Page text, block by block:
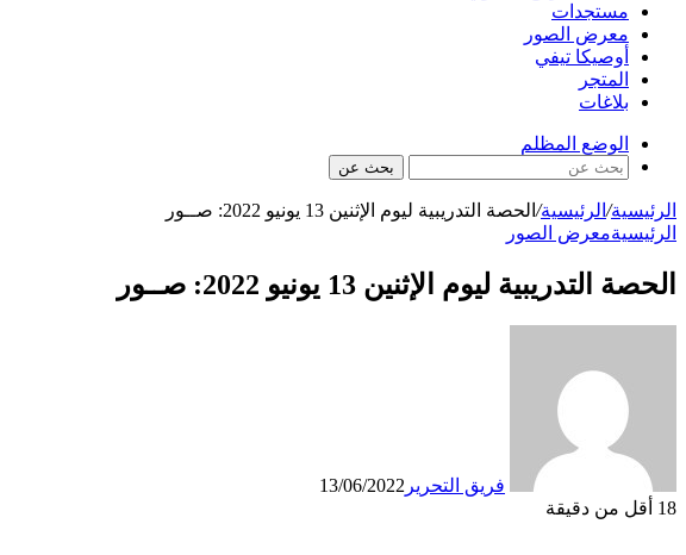
مستجدات
معرض الصور
أوصيكا تيفي
المتجر
بلاغات
الوضع المظلم
بحث عن
الرئيسية/ الرئيسية/ الحصة التدريبية ليوم الإثنين 13 يونيو 2022: صــور
الرئيسيةمعرض الصور
الحصة التدريبية ليوم الإثنين 13 يونيو 2022: صــور
فريق التحرير 13/06/2022
18 أقل من دقيقة